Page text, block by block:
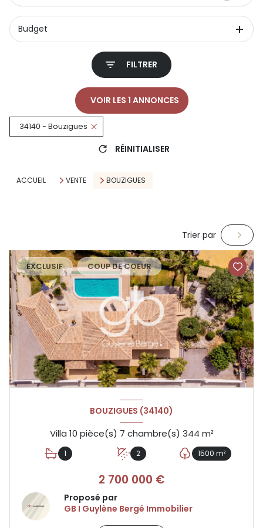
Budget
FILTRER
VOIR LES 1 ANNONCES
34140 - Bouzigues
RÉINITIALISER
ACCUEIL VENTE BOUZIGUES
Trier par
EXCLUSIF COUP DE COEUR
BOUZIGUES (34140)
Villa 10 pièce(s) 7 chambre(s) 344 m²
1 2 1500 m²
2 700 000 €
Proposé par
GB I Guylène Bergé Immobilier